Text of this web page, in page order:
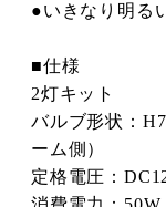
●いきなり明る
■仕様
2灯キット
バルブ形状：
ーム側）
定格電圧：